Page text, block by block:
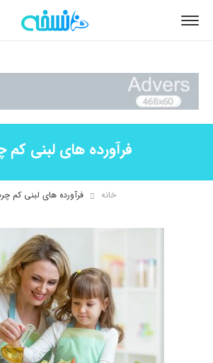
فرآورده های لبنی
خانه فرآورده های لبنی کم